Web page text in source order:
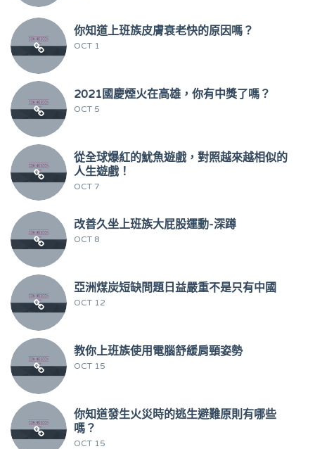
你知道上班族皮膚衰老快的原因嗎？
OCT 1
2021國慶煙火在高雄，你有中獎了嗎？
OCT 5
從全球爆紅的魷魚遊戲，對照越來越相似的
人生遊戲！
OCT 7
改善久坐上班族大屁股運動-深蹲
OCT 8
亞洲煤炭短缺問題日益嚴重不是只有中國
OCT 12
教你上班族使用電腦舒緩肩頸姿勢
OCT 15
你知道發生火災時的逃生避難原則有哪些
嗎？
OCT 15